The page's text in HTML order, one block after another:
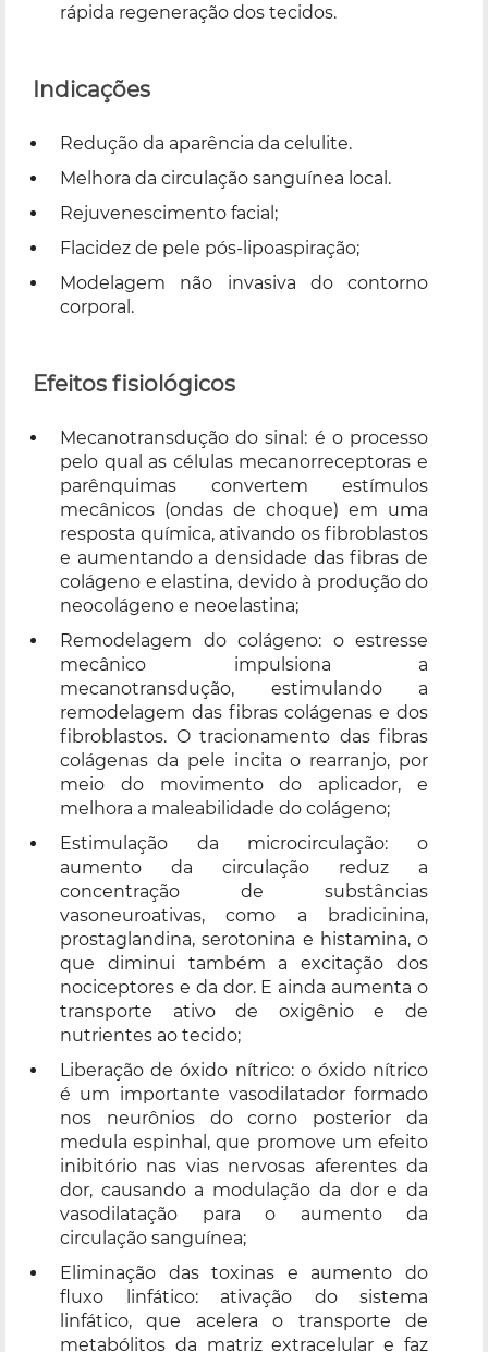
rápida regeneração dos tecidos.
Indicações
Redução da aparência da celulite.
Melhora da circulação sanguínea local.
Rejuvenescimento facial;
Flacidez de pele pós-lipoaspiração;
Modelagem não invasiva do contorno
corporal.
Efeitos fisiológicos
Mecanotransdução do sinal: é o processo
pelo qual as células mecanorreceptoras e
parênquimas convertem estímulos
mecânicos (ondas de choque) em uma
resposta química, ativando os fibroblastos
e aumentando a densidade das fibras de
colágeno e elastina, devido à produção do
neocolágeno e neoelastina;
Remodelagem do colágeno: o estresse
mecânico impulsiona a
mecanotransdução, estimulando a
remodelagem das fibras colágenas e dos
fibroblastos. O tracionamento das fibras
colágenas da pele incita o rearranjo, por
meio do movimento do aplicador, e
melhora a maleabilidade do colágeno;
Estimulação da microcirculação: o
aumento da circulação reduz a
concentração de substâncias
vasoneuroativas, como a bradicinina,
prostaglandina, serotonina e histamina, o
que diminui também a excitação dos
nociceptores e da dor. E ainda aumenta o
transporte ativo de oxigênio e de
nutrientes ao tecido;
Liberação de óxido nítrico: o óxido nítrico
é um importante vasodilatador formado
nos neurônios do corno posterior da
medula espinhal, que promove um efeito
inibitório nas vias nervosas aferentes da
dor, causando a modulação da dor e da
vasodilatação para o aumento da
circulação sanguínea;
Eliminação das toxinas e aumento do
fluxo linfático: ativação do sistema
linfático, que acelera o transporte de
metabólitos da matriz extracelular e faz